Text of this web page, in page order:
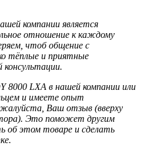
компании является
отношение к каждому
чтоб общение с
тёплые и приятные
консультации.
8000 LXA в нашей компании или
и имеете опыт
Ваш отзыв (вверху
Это поможет другим
об этом товаре и сделать